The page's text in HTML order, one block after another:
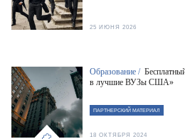
25 ИЮНЯ 2026
Образование /
в лучшие ВУЗы США»
ПАРТНЕРСКИЙ МАТЕРИАЛ
18 ОКТЯБРЯ 2024